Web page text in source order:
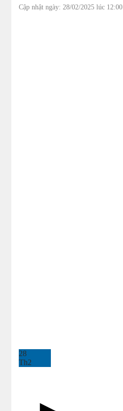
Cập nhật ngày: 28/02/2025 lúc 12:00
28
Th2